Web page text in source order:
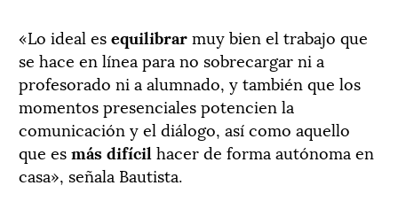
«Lo ideal esequilibrarmuy bien el trabajo que
se hace en línea para no sobrecargar ni a
profesorado ni a alumnado, y también que los
momentos presenciales potencien la
comunicación y el diálogo, así como aquello
que esmás difícil hacer de forma autónoma en
casa», señala Bautista.